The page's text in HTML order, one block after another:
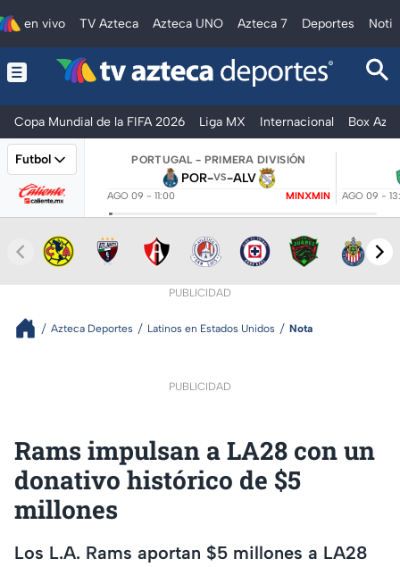
en vivo TV Azteca Azteca UNO Azteca 7 Deportes
Copa Mundial de la FIFA 2026 Liga MX Internacional Box
Futbol PORTUGAL - PRIMERA DIVISIÓN
POR-VS-ALV
AGO 09 - 11:00 MINXMIN AGO 09 -
PUBLICIDAD
Azteca Deportes Latinos en Estados Unidos Nota
PUBLICIDAD
Rams impulsan a LA28 con un
donativo histórico de $5
millones
Los L.A. Rams aportan $5 millones a LA28